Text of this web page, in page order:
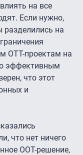
на все
Если нужно,
на
ОТТ-проектам на
эффективным
что этот
и
что нет ничего
ООТ-решение,